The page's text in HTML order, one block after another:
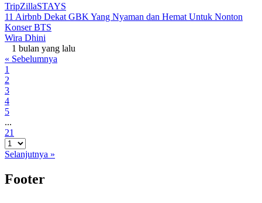
TripZillaSTAYS
11 Airbnb Dekat GBK Yang Nyaman dan Hemat Untuk Nonton
Konser BTS
Wira Dhini
1 bulan yang lalu
« Sebelumnya
1
2
3
4
5
...
21
Selanjutnya »
Footer